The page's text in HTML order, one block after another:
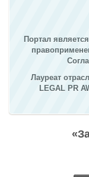
Портал
Лауреат
LEGAL PR